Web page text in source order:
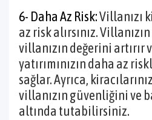
6- Daha Az Risk:Villanızı
az risk alırsınız.
villanızın değerini artırır
yatırımınızın daha az
sağlar. Ayrıca,
villanızın güvenliğini ve
altında tutabilirsiniz.